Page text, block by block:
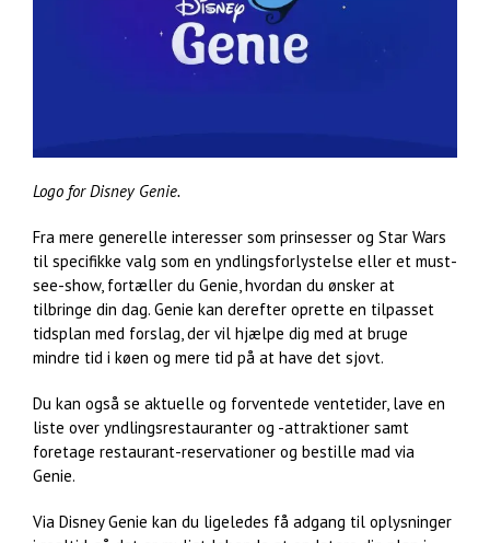
Logo for Disney Genie.
Fra mere generelle interesser som prinsesser og Star Wars
til specifikke valg som en yndlingsforlystelse eller et must-
see-show, fortæller du Genie, hvordan du ønsker at
tilbringe din dag. Genie kan derefter oprette en tilpasset
tidsplan med forslag, der vil hjælpe dig med at bruge
mindre tid i køen og mere tid på at have det sjovt.
Du kan også se aktuelle og forventede ventetider, lave en
liste over yndlingsrestauranter og -attraktioner samt
foretage restaurant-reservationer og bestille mad via
Genie.
Via Disney Genie kan du ligeledes få adgang til oplysninger